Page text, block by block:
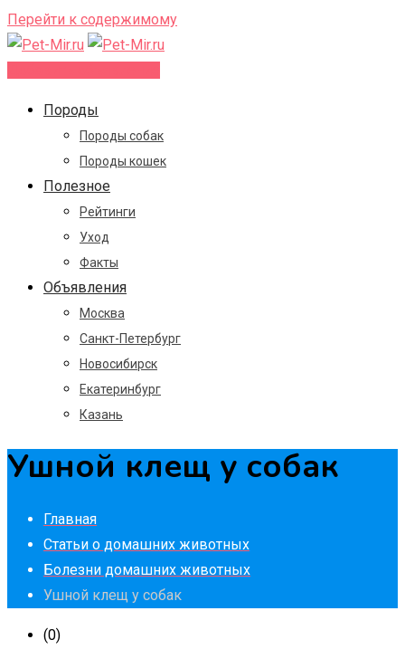
Перейти к содержимому
Породы
Породы собак
Породы кошек
Полезное
Рейтинги
Уход
Факты
Объявления
Москва
Санкт-Петербург
Новосибирск
Екатеринбург
Казань
Ушной клещ у собак
Главная
Статьи о домашних животных
Болезни домашних животных
Ушной клещ у собак
(0)